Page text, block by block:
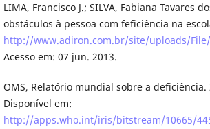
LIMA, Francisco J.; SILVA, Fabiana Tavares
obstáculos à pessoa com feficiência na
http://www.adiron.com.br/site/uploads/
Acesso em: 07 jun. 2013.
OMS, Relatório mundial sobre a deficiência.
Disponível em:
http://apps.who.int/iris/bitstream/10665/